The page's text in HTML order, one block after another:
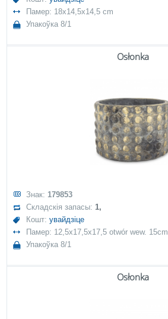
Памер: 18x14,5x14,5 cm
Упакоўка 8/1
Osłonka
Знак: 179853
Складскія запасы:1,
Кошт:увайдзіце
Памер: 12,5x17,5x17,5 otwór wew. 15cm
Упакоўка 8/1
Osłonka